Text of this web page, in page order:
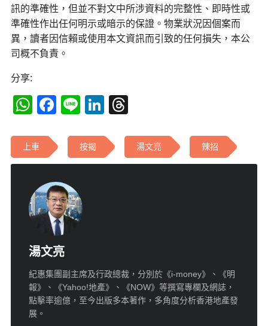
訊的準確性，但並不對文中所涉資料的完整性、即時性或
準確性作出任何明示或暗示的保證。物業狀況因個案而
異，讀者因信賴或使用本文資訊而引致的任何損失，本公
司概不負責。
分享:
WhatsApp
Facebook
LineLinkedIn
上車 按揭 湯文亮 辣招
湯文亮
紀惠集團副主席及行政總裁，分別於《i-money》、《明
報》、《Yahoo!地產》、《NOW》等撰寫專欄及網誌，
點擊率逾億，至今出版多本著作，多角度分析香港地產發
展。